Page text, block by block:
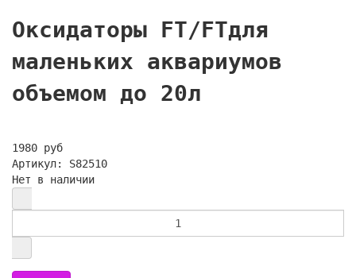
Оксидаторы FT/FTдля
маленьких аквариумов
объемом до 20л
1980 руб
Артикул: S82510
Нет в наличии